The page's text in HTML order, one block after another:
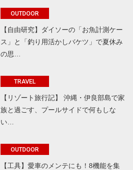
OUTDOOR
【自由研究】ダイソーの「お魚計測ケー
ス」と「釣り用活かしバケツ」で夏休み
の思…
TRAVEL
【リゾート旅行記】 沖縄・伊良部島で家
族と過ごす、プールサイドで何もしな
い…
OUTDOOR
【工具】愛車のメンテにも！8機能を集